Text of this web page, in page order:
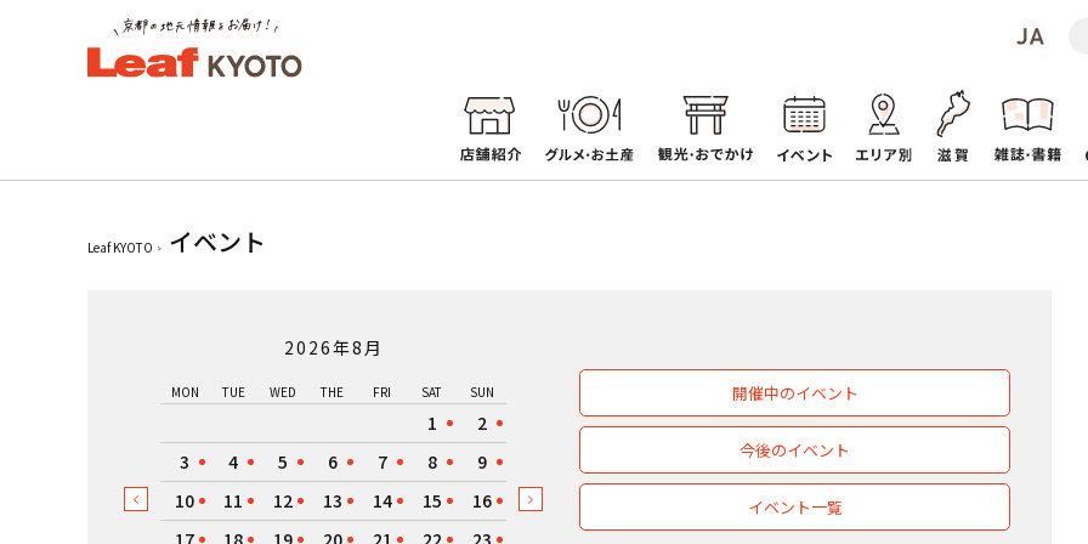
Leaf KYOTO イベント
2026年8月
MON TUE WED THE FRI SAT SUN
1
2
3
4 5 6 7 8
9
10
11 12 13 14 15
16
17
18 19 20 21 22 23
開催中のイベント
今後のイベント
イベント一覧